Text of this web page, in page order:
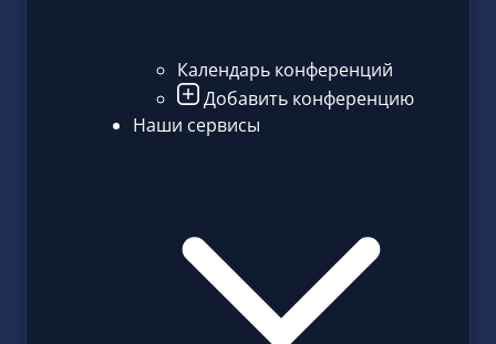
Календарь конференций
Добавить конференцию
Наши сервисы